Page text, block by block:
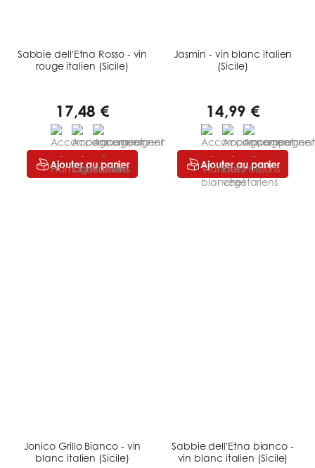
Sabbie dell'Etna Rosso - vin
rouge italien (Sicile)
17,48 €
Ajouter au panier
Jasmin - vin blanc italien
(Sicile)
14,99 €
Ajouter au panier
Jonico Grillo Bianco - vin
blanc italien (Sicile)
Sabbie dell'Etna bianco -
vin blanc italien (Sicile)